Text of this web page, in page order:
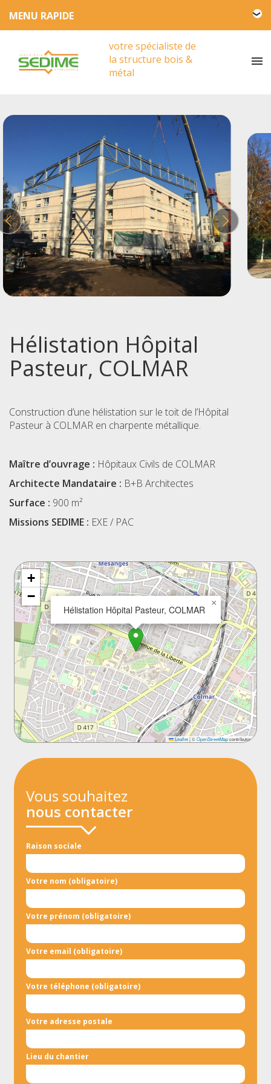
Engagement HSE
Actualités
votre spécialiste de
la structure bois &
métal
Hélistation Hôpital
Pasteur, COLMAR
Construction d’une hélistation sur le toit de l’Hôpital
Pasteur à COLMAR en charpente métallique.
Maître d’ouvrage : Hôpitaux Civils de COLMAR
Architecte Mandataire : B+B Architectes
Surface : 900 m²
Missions SEDIME : EXE / PAC
Hélistation Hôpital Pasteur, COLMAR
×
+
−
Leaflet|©OpenStreetMapcontributors
Vous souhaitez
nous contacter
Raison sociale
Votre nom (obligatoire)
Votre prénom (obligatoire)
Votre email (obligatoire)
Votre téléphone (obligatoire)
Votre adresse postale
Lieu du chantier